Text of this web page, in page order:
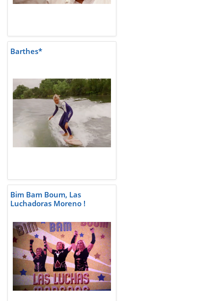
Barthes*
Bim Bam Boum, Las
Luchadoras Moreno !